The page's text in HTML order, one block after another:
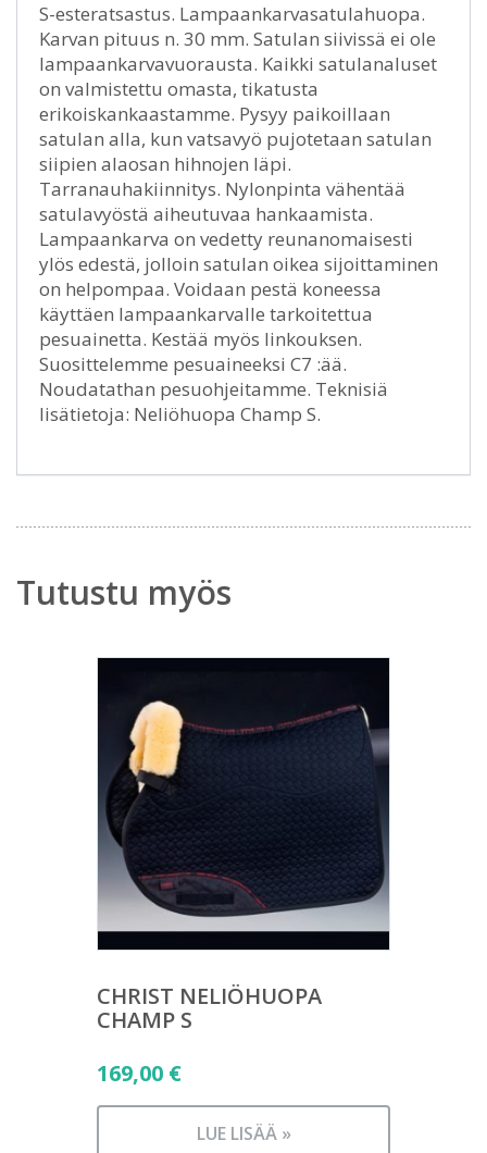
S-esteratsastus. Lampaankarvasatulahuopa.
Karvan pituus n. 30 mm. Satulan siivissä ei ole
lampaankarvavuorausta. Kaikki satulanaluset
on valmistettu omasta, tikatusta
erikoiskankaastamme. Pysyy paikoillaan
satulan alla, kun vatsavyö pujotetaan satulan
siipien alaosan hihnojen läpi.
Tarranauhakiinnitys. Nylonpinta vähentää
satulavyöstä aiheutuvaa hankaamista.
Lampaankarva on vedetty reunanomaisesti
ylös edestä, jolloin satulan oikea sijoittaminen
on helpompaa. Voidaan pestä koneessa
käyttäen lampaankarvalle tarkoitettua
pesuainetta. Kestää myös linkouksen.
Suosittelemme pesuaineeksi C7 :ää.
Noudatathan pesuohjeitamme. Teknisiä
lisätietoja: Neliöhuopa Champ S.
Tutustu myös
CHRIST NELIÖHUOPA
CHAMP S
169,00 €
LUE LISÄÄ »